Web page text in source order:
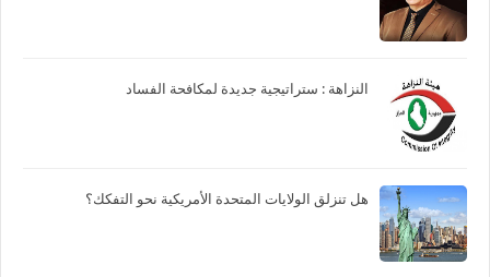
النزاهة : ستراتيجية جديدة لمكافحة الفساد
هل تنزلق الولايات المتحدة الأمريكية نحو التفكك؟